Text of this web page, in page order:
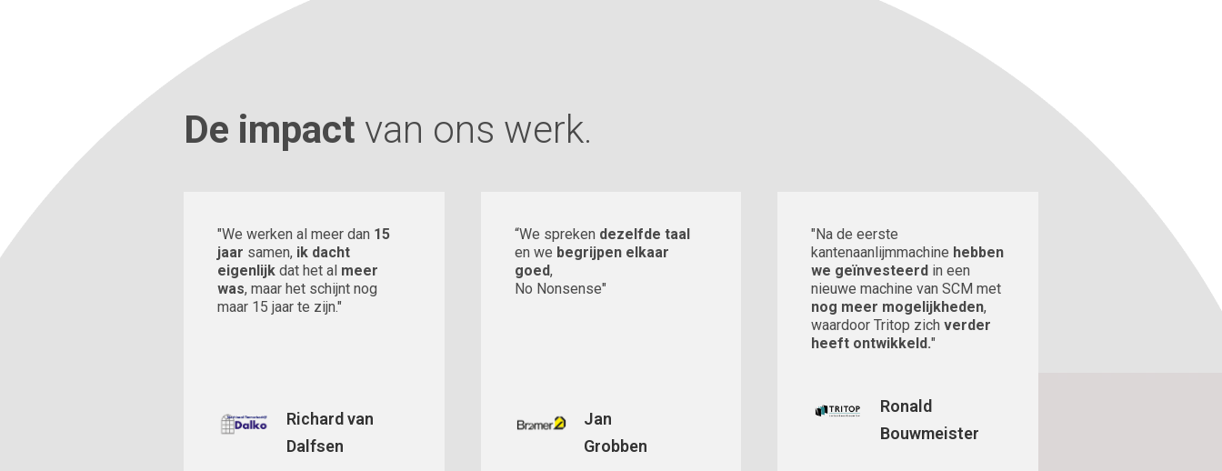
De impact van ons werk.
"We werken al meer dan 15
jaar samen, ik dacht
eigenlijk dat het al meer
was, maar het schijnt nog
maar 15 jaar te zijn."
Richard van
Dalfsen
“We spreken dezelfde taal
en we begrijpen elkaar
goed,
No Nonsense"
Jan
Grobben
"Na de eerste
kantenaanlijmmachine hebben
we geïnvesteerd in een
nieuwe machine van SCM met
nog meer mogelijkheden,
waardoor Tritop zichverder
heeft ontwikkeld."
Ronald
Bouwmeister